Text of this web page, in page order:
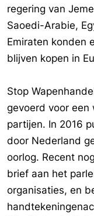
regering van
Saoedi-Arabie,
Emiraten konden
blijven kopen in
Stop
gevoerd voor een
partijen. In 2016
door Nederland
oorlog. Recent
brief aan het
organisaties, en